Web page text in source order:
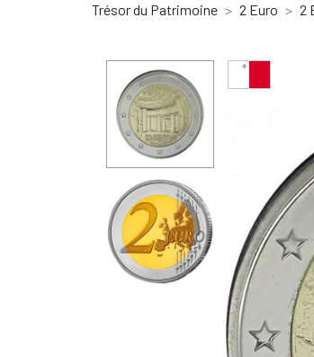
Trésor du Patrimoine 2 Euro 2